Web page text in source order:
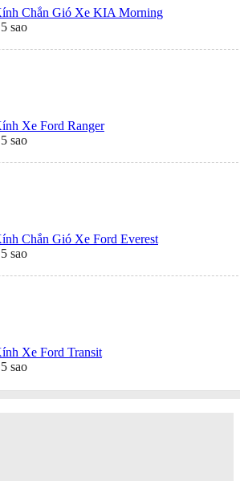
Chắn Gió Xe KIA Morning
5 sao
Xe Ford Ranger
5 sao
Chắn Gió Xe Ford Everest
5 sao
Xe Ford Transit
5 sao